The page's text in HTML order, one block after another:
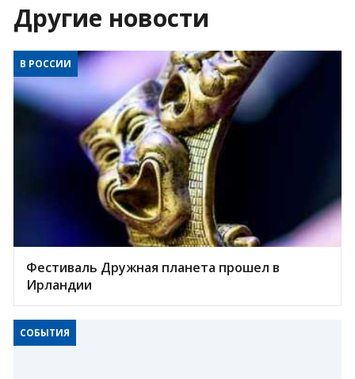
Другие новости
В РОССИИ
Фестиваль Дружная планета прошел в
Ирландии
СОБЫТИЯ